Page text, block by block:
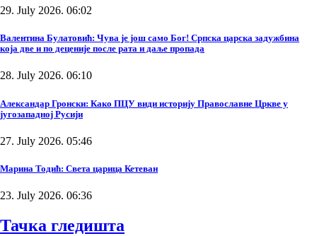
29. July 2026. 06:02
Валентина Булатовић: Чува је још само Бог! Српска царска задужбина
која две и по деценије после рата и даље пропада
28. July 2026. 06:10
Александар Гронски: Како ПЦУ види историју Православне Цркве у
југозападној Русији
27. July 2026. 05:46
Марина Тодић: Света царица Кетеван
23. July 2026. 06:36
Тачка гледишта